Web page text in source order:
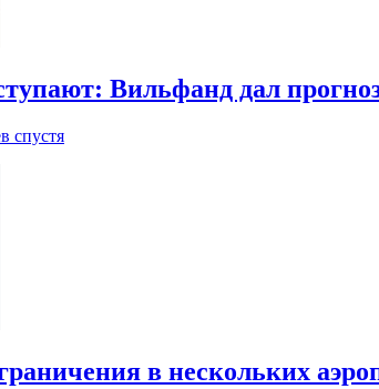
Вильфанд дал
спустя
в нескольких